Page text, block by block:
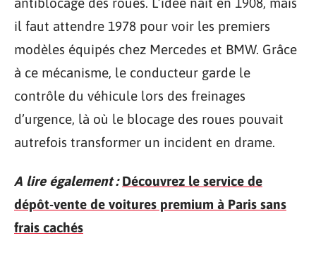
il faut attendre 1978 pour voir les premiers
modèles équipés chez Mercedes et BMW. Grâce
à ce mécanisme, le conducteur garde le
contrôle du véhicule lors des freinages
d’urgence, là où le blocage des roues pouvait
autrefois transformer un incident en drame.
A lire également : Découvrez le service de
dépôt-vente de voitures premium à Paris sans
frais cachés